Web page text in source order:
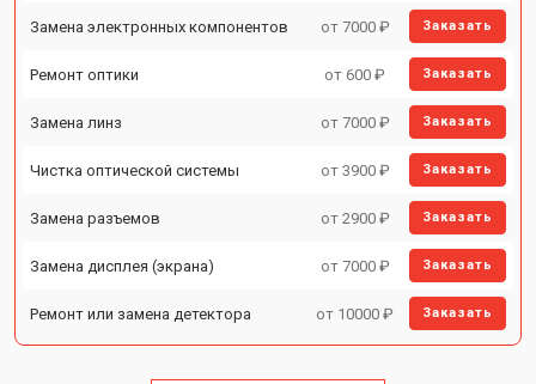
Замена электронных компонентов от 7000 ₽ Заказать
Ремонт оптики от 600 ₽ Заказать
Замена линз от 7000 ₽ Заказать
Чистка оптической системы от 3900 ₽ Заказать
Замена разъемов от 2900 ₽ Заказать
Замена дисплея (экрана) от 7000 ₽ Заказать
Ремонт или замена детектора от 10000 ₽ Заказать